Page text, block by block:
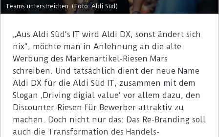
Teams unterstreichen. (Foto: Aldi Süd)
„Aus Aldi Süd‘s IT wird Aldi DX, sonst ändert sich
nix“, möchte man in Anlehnung an die alte
Werbung des Markenartikel-Riesen Mars
schreiben. Und tatsächlich dient der neue Name
Aldi DX für die Aldi Süd IT, zusammen mit dem
Slogan ‚Driving digial value‘ vor allem dazu, den
Discounter-Riesen für Bewerber attraktiv zu
machen. Doch nicht nur das: Das Re-Branding soll
auch die Transformation des Handels-